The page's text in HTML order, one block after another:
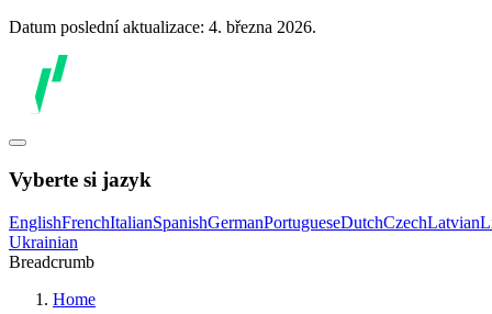
Datum poslední aktualizace: 4. března 2026.
Vyberte si jazyk
EnglishFrenchItalianSpanishGermanPortugueseDutchCzechLatvian
Ukrainian
Breadcrumb
Home